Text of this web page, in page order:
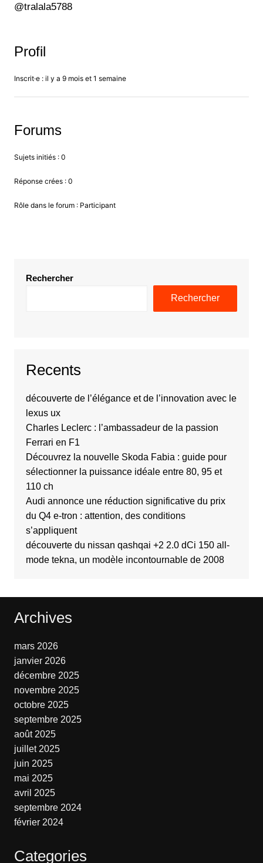
@tralala5788
Profil
Inscrit·e : il y a 9 mois et 1 semaine
Forums
Sujets initiés : 0
Réponse crées : 0
Rôle dans le forum : Participant
Rechercher
Rechercher
Recents
découverte de l’élégance et de l’innovation avec le
lexus ux
Charles Leclerc : l’ambassadeur de la passion
Ferrari en F1
Découvrez la nouvelle Skoda Fabia : guide pour
sélectionner la puissance idéale entre 80, 95 et
110 ch
Audi annonce une réduction significative du prix
du Q4 e-tron : attention, des conditions
s’appliquent
découverte du nissan qashqai +2 2.0 dCi 150 all-
mode tekna, un modèle incontournable de 2008
Archives
mars 2026
janvier 2026
décembre 2025
novembre 2025
octobre 2025
septembre 2025
août 2025
juillet 2025
juin 2025
mai 2025
avril 2025
septembre 2024
février 2024
Categories